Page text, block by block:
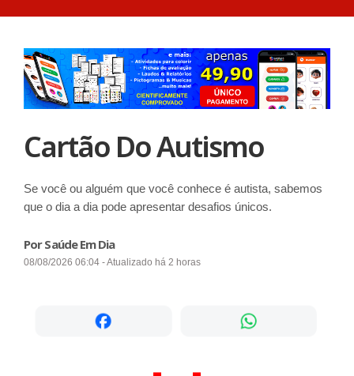
Cartão Do Autismo
Se você ou alguém que você conhece é autista, sabemos
que o dia a dia pode apresentar desafios únicos.
Por Saúde Em Dia
08/08/2026 06:04 - Atualizado há 2 horas